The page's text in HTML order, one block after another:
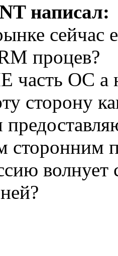
написал:
сейчас
процев?
часть ОС а
сторону
сторонним
волнует